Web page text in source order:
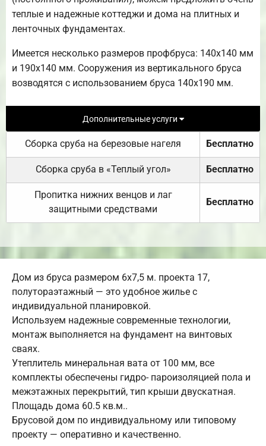
теплые и надежные коттеджи и дома на плитных и
ленточных фундаментах.
Имеется несколько размеров профбруса: 140х140 мм
и 190х140 мм. Сооружения из вертикального бруса
возводятся с использованием бруса 140х190 мм.
Дополнительные услуги
Сборка сруба на березовые нагеля Бесплатно
Сборка сруба в «Теплый угол» Бесплатно
Пропитка нижних венцов и лаг
защитными средствами
Бесплатно
Дом из бруса размером 6х7,5 м. проекта 17,
полутораэтажный — это удобное жилье с
индивидуальной планировкой.
Используем надежные современные технологии,
монтаж выполняется на фундамент на винтовых
сваях.
Утеплитель минеральная вата от 100 мм, все
комплекты обеспечены гидро- пароизоляцией пола и
межэтажных перекрытий, тип крыши двускатная.
Площадь дома 60.5 кв.м..
Брусовой дом по индивидуальному или типовому
проекту — оперативно и качественно.